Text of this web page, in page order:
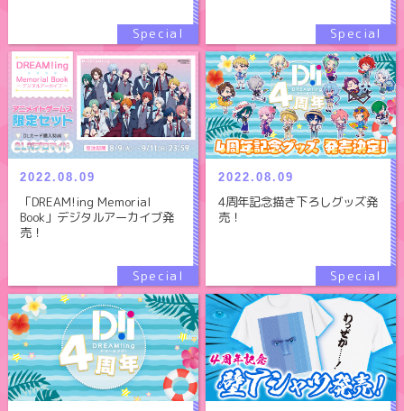
2022.08.09
「DREAM!ing Memorial
Book」デジタルアーカイブ発
売！
2022.08.09
4周年記念描き下ろしグッズ発
売！